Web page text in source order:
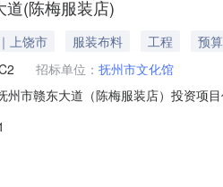
道(陈梅服装店)
上饶市 服装布料 工程
预
招标单位： 抚州市文化馆
州市赣东大道（陈梅服装店）投资项
（陈梅服装店）转让方名称抚州市